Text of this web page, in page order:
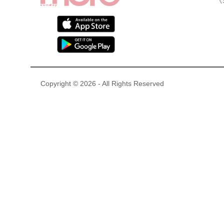
Copyright © 2026 - All Rights Reserved